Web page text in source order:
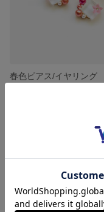
春色ピアス/イヤリング